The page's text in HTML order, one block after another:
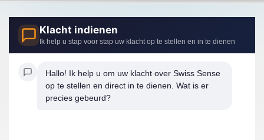
Klacht indienen
Ik help u stap voor stap uw klacht op te stellen en in te dienen
Hallo! Ik help u om uw klacht over Swiss Sense
op te stellen en direct in te dienen. Wat is er
precies gebeurd?